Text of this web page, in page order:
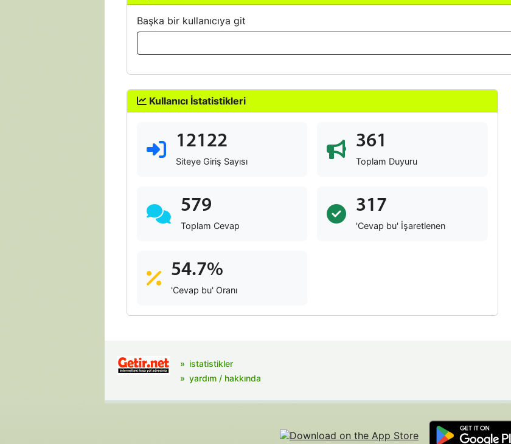
Başka bir kullanıcıya git
Kullanıcı İstatistikleri
12122
Siteye Giriş Sayısı
361
Toplam Duyuru
579
Toplam Cevap
317
'Cevap bu' İşaretlenen
54.7%
'Cevap bu' Oranı
istatistikler
yardım / hakkında